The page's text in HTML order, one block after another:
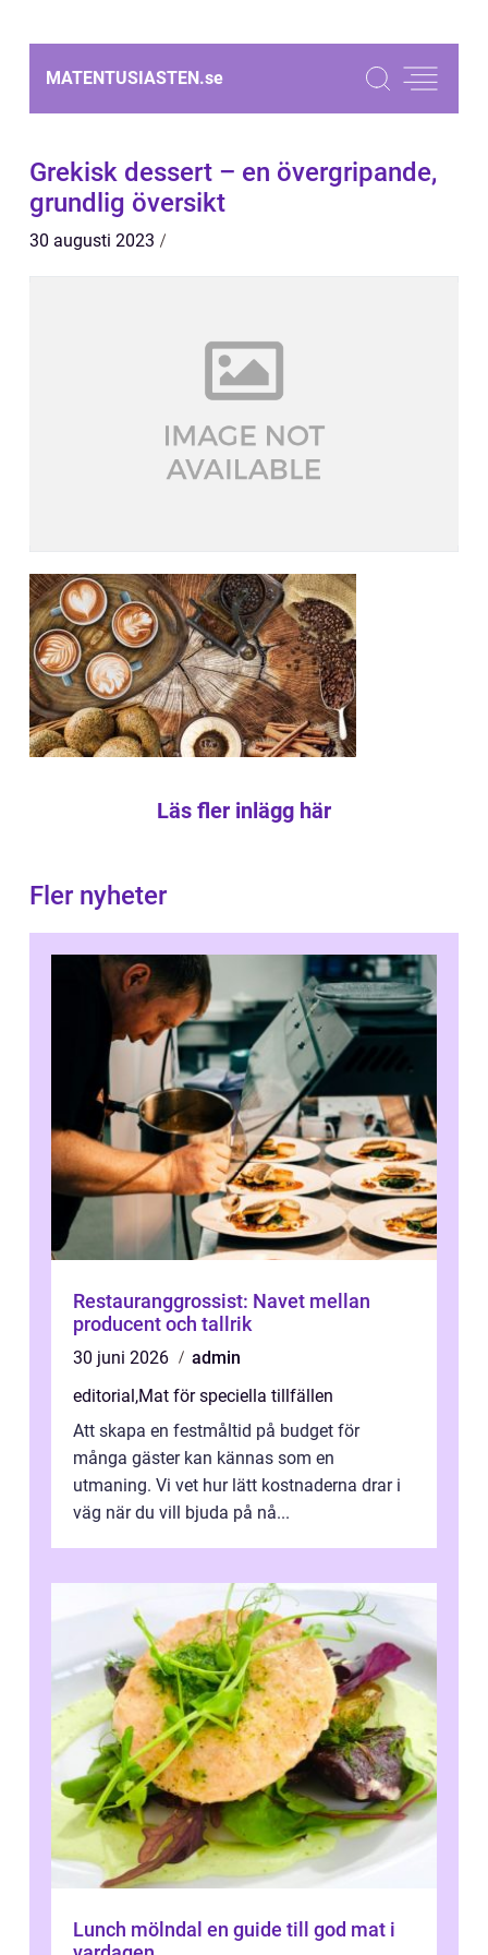
MATENTUSIASTEN.se
Grekisk dessert – en övergripande,
grundlig översikt
30 augusti 2023
Läs fler inlägg här
Fler nyheter
Restauranggrossist: Navet mellan
producent och tallrik
30 juni 2026
admin
editorial,Mat för speciella tillfällen
Att skapa en festmåltid på budget för
många gäster kan kännas som en
utmaning. Vi vet hur lätt kostnaderna drar i
väg när du vill bjuda på nå...
Lunch mölndal en guide till god mat i